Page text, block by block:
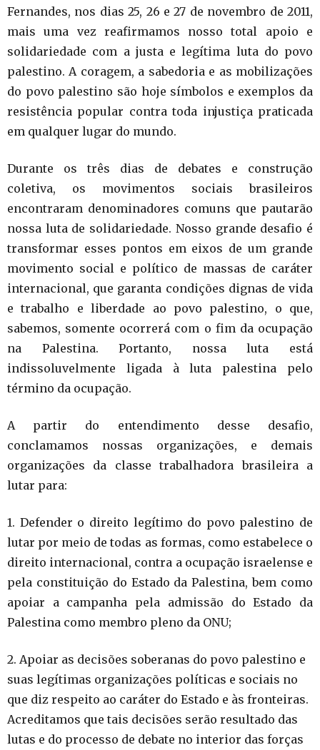
Fernandes, nos dias 25, 26 e 27 de novembro de 2011,
mais uma vez reafirmamos nosso total apoio e
solidariedade com a justa e legítima luta do povo
palestino. A coragem, a sabedoria e as mobilizações
do povo palestino são hoje símbolos e exemplos da
resistência popular contra toda injustiça praticada
em qualquer lugar do mundo.
Durante os três dias de debates e construção
coletiva, os movimentos sociais brasileiros
encontraram denominadores comuns que pautarão
nossa luta de solidariedade. Nosso grande desafio é
transformar esses pontos em eixos de um grande
movimento social e político de massas de caráter
internacional, que garanta condições dignas de vida
e trabalho e liberdade ao povo palestino, o que,
sabemos, somente ocorrerá com o fim da ocupação
na Palestina. Portanto, nossa luta está
indissoluvelmente ligada à luta palestina pelo
término da ocupação.
A partir do entendimento desse desafio,
conclamamos nossas organizações, e demais
organizações da classe trabalhadora brasileira a
lutar para:
1. Defender o direito legítimo do povo palestino de
lutar por meio de todas as formas, como estabelece o
direito internacional, contra a ocupação israelense e
pela constituição do Estado da Palestina, bem como
apoiar a campanha pela admissão do Estado da
Palestina como membro pleno da ONU;
2. Apoiar as decisões soberanas do povo palestino e
suas legítimas organizações políticas e sociais no
que diz respeito ao caráter do Estado e às fronteiras.
Acreditamos que tais decisões serão resultado das
lutas e do processo de debate no interior das forças